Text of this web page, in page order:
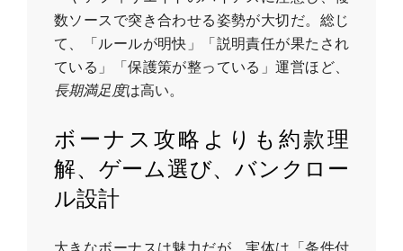
数ソースで突き合わせる姿勢が大切だ。総じ
て、「ルールが明快」「説明責任が果たされ
ている」「保護策が整っている」運営ほど、
長期満足度は高い。
ボーナス攻略よりも約款理
解、ゲーム選び、バンクロー
ル設計